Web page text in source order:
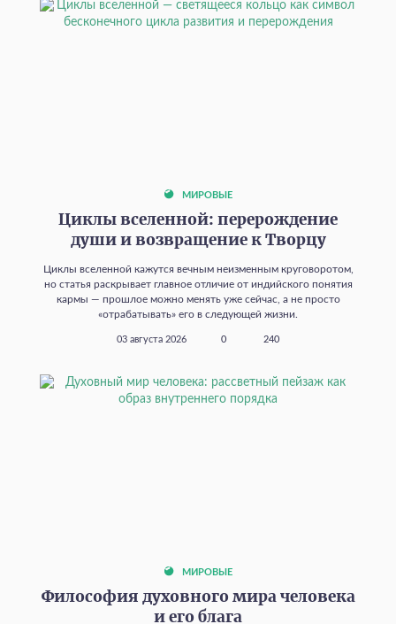
МИРОВЫЕ
Циклы вселенной: перерождение
души и возвращение к Творцу
Циклы вселенной кажутся вечным неизменным круговоротом,
но статья раскрывает главное отличие от индийского понятия
кармы — прошлое можно менять уже сейчас, а не просто
«отрабатывать» его в следующей жизни.
03 августа 2026 0 240
МИРОВЫЕ
Философия духовного мира человека
и его блага